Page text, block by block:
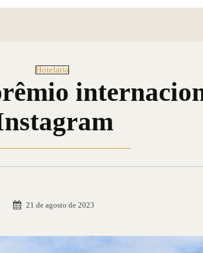
Hotelaria
21 de agosto de 2023